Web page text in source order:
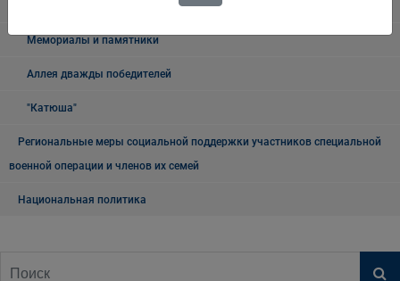
Мемориалы и памятники
Аллея дважды победителей
"Катюша"
Региональные меры социальной поддержки участников специальной
военной операции и членов их семей
Национальная политика